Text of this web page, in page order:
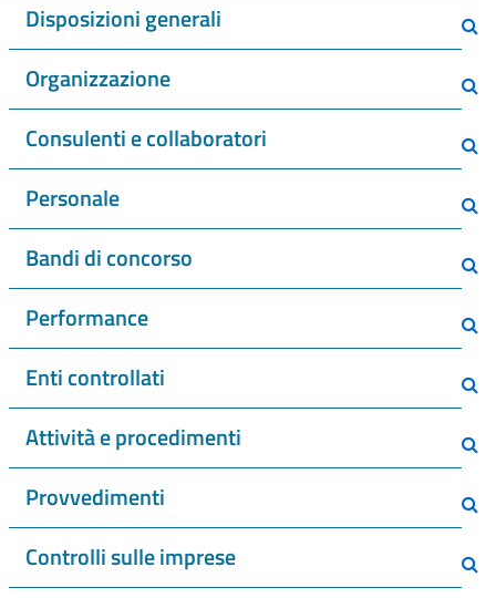
Disposizioni generali
Organizzazione
Consulenti e collaboratori
Personale
Bandi di concorso
Performance
Enti controllati
Attività e procedimenti
Provvedimenti
Controlli sulle imprese